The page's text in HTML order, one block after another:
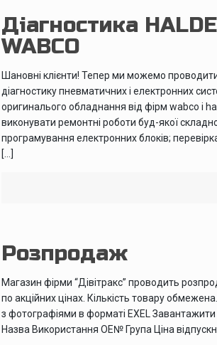
Діагностика
WABCO
Шановні клієнти! Тепер ми можемо
діагностику пневматичних і електронних
оригиналього обладнання від фірм wabco і
виконувати ремонтні роботи буд-якої
програмування електронних блоків;
[…]
Розпродаж
Магазин фірми “Дівітракс” проводить
по акційних цінах. Кількість товару
з фотографіями в форматі EXEL
Назва Використання ОЕ№ Група Ціна